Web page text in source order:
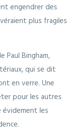
engendrer des
plus fragiles
Paul Bingham,
qui se dit
en verre. Une
pour les autres
évidement les